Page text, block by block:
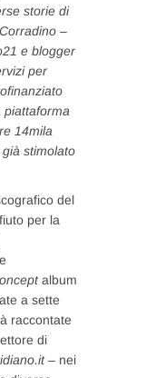
storie di
–
e blogger
per
piattaforma
14mila
stimolato
del
per la
album
a sette
raccontate
di
– nei